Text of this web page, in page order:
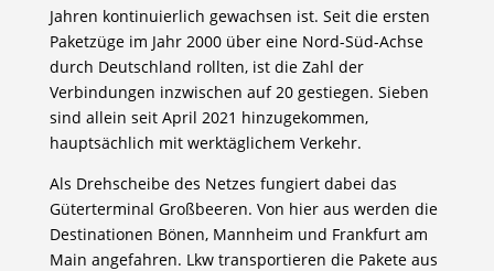
Jahren kontinuierlich gewachsen ist. Seit die ersten
Paketzüge im Jahr 2000 über eine Nord-Süd-Achse
durch Deutschland rollten, ist die Zahl der
Verbindungen inzwischen auf 20 gestiegen. Sieben
sind allein seit April 2021 hinzugekommen,
hauptsächlich mit werktäglichem Verkehr.
Als Drehscheibe des Netzes fungiert dabei das
Güterterminal Großbeeren. Von hier aus werden die
Destinationen Bönen, Mannheim und Frankfurt am
Main angefahren. Lkw transportieren die Pakete aus